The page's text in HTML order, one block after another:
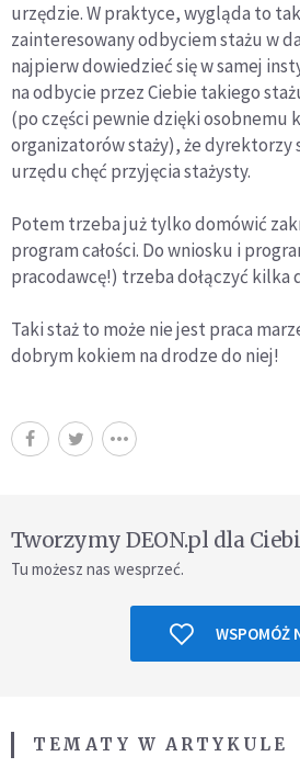
urzędzie. W praktyce, wygląda to
zainteresowany odbyciem stażu w
najpierw dowiedzieć się w samej
na odbycie przez Ciebie takiego
(po części pewnie dzięki osobnemu
organizatorów staży), że dyrektorzy
urzędu chęć przyjęcia stażysty.
Potem trzeba już tylko domówić
program całości. Do wniosku i
pracodawcę!) trzeba dołączyć kilka
Taki staż to może nie jest praca
dobrym kokiem na drodze do niej!
Tworzymy DEON.pl dla
Tu możesz nas wesprzeć.
WSPOMÓŻ
TEMATY W ARTYKULE